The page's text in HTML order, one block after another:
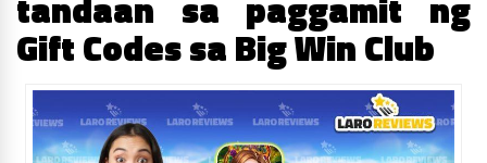
Gift Codes sa Big Win Club